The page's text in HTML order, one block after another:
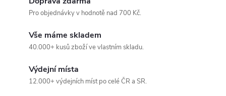
Pro objednávky v hodnotě nad 700 Kč.
Vše máme skladem
40.000+ kusů zboží ve vlastním skladu.
Výdejní místa
12.000+ výdejních míst po celé ČR a SR.